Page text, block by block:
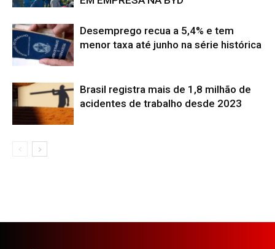
Desemprego recua a 5,4% e tem
menor taxa até junho na série histórica
Brasil registra mais de 1,8 milhão de
acidentes de trabalho desde 2023